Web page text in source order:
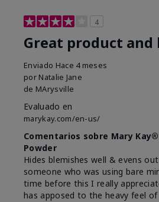
4
Great product
Enviado Hace 4 meses
por Natalie Jane
de MArysville
Evaluado en
marykay.com/en-us/
Comentarios sobre Mary
Powder
Hides blemishes well & evens
someone who was using bare
time before this I really
has apposed to the heavy feel of